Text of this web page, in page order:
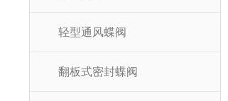
轻型通风蝶阀
翻板式密封蝶阀